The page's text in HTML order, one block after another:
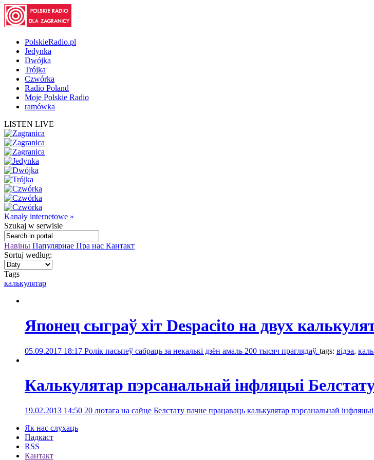
PolskieRadio.pl
Jedynka
Dwójka
Trójka
Czwórka
Radio Poland
Moje Polskie Radio
ramówka
LISTEN LIVE
Kanały internetowe »
Szukaj w serwisie
Навіны Папулярнае Пра нас Кантакт
Sortuj według:
Tags
калькулятар
Японец сыграў хіт Despacito на двух
05.09.2017 18:17 Ролік пасьпеў сабраць за некалькі дзён амаль 200 тысяч праглядаў. tags: відэа,
Калькулятар пэрсанальнай інфляцыі
19.02.2013 14:50 20 лютага на сайце Белстату пачне працаваць калькулятар пэрсанальнай
Як нас слухаць
Падкаст
RSS
Кантакт